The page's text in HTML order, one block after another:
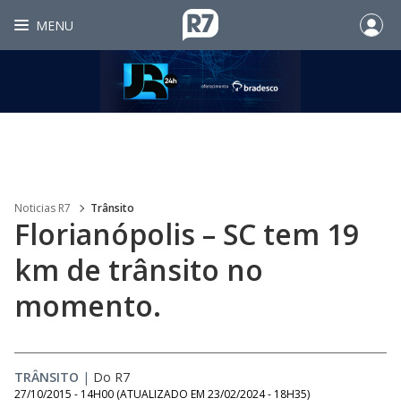
MENU
Noticias R7 Trânsito
Florianópolis – SC tem 19
km de trânsito no
momento.
TRÂNSITO | Do R7
27/10/2015 - 14H00 (ATUALIZADO EM 23/02/2024 - 18H35)